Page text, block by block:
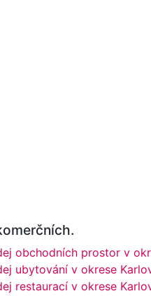
obchodních prostor v
ubytování v okrese
restaurací v okrese